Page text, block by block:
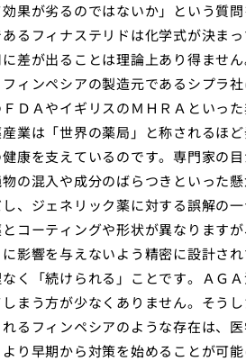
果が劣るのではないか」という質
るフィナステリドは化学式が決ま
差が出ることは理論上あり得ませ
ィンペシアの製造元であるシプラ
ＦＤＡやイギリスのＭＨＲＡといっ
産業は「世界の薬局」と称されるほ
康を支えているのです。専門家の
物の混入や成分のばらつきといった
、ジェネリック薬に対する誤解の
コーティングや形状が異なります
に影響を与えないよう精密に設計さ
く「続けられる」ことです。ＡＧ
まう方が少なくありません。そう
るフィンペシアのような存在は、
り早期から対策を始めることが可